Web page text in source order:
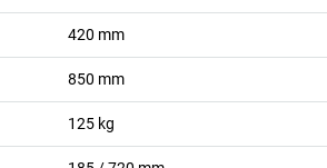
420 mm
850 mm
125 kg